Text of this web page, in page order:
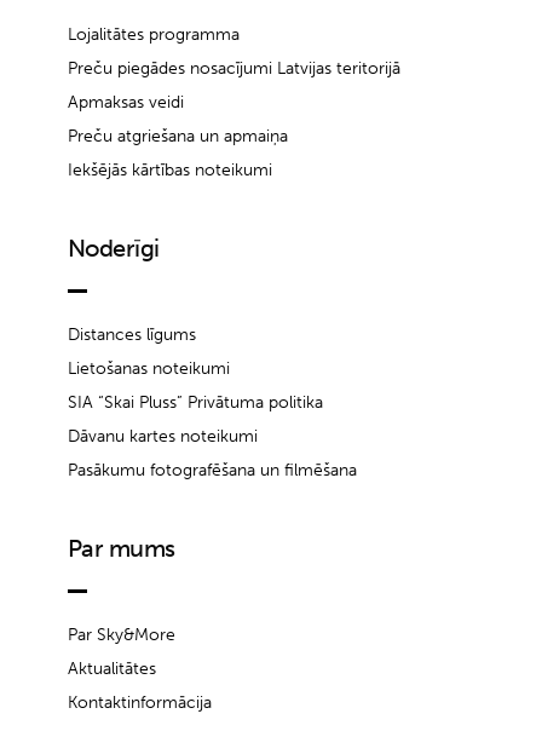
Lojalitātes programma
Preču piegādes nosacījumi Latvijas teritorijā
Apmaksas veidi
Preču atgriešana un apmaiņa
Iekšējās kārtības noteikumi
Noderīgi
Distances līgums
Lietošanas noteikumi
SIA “Skai Pluss” Privātuma politika
Dāvanu kartes noteikumi
Pasākumu fotografēšana un filmēšana
Par mums
Par Sky&More
Aktualitātes
Kontaktinformācija